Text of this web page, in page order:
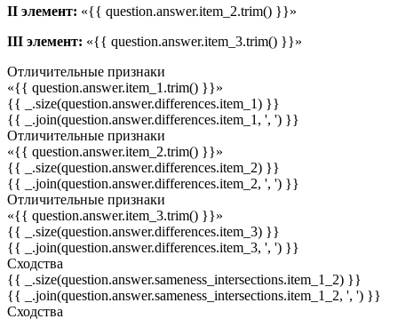
II элемент: «{{ question.answer.item_2.trim() }}»
III элемент: «{{ question.answer.item_3.trim() }}»
Отличительные признаки
«{{ question.answer.item_1.trim() }}»
{{ _.size(question.answer.differences.item_1) }}
{{ _.join(question.answer.differences.item_1, ', ') }}
Отличительные признаки
«{{ question.answer.item_2.trim() }}»
{{ _.size(question.answer.differences.item_2) }}
{{ _.join(question.answer.differences.item_2, ', ') }}
Отличительные признаки
«{{ question.answer.item_3.trim() }}»
{{ _.size(question.answer.differences.item_3) }}
{{ _.join(question.answer.differences.item_3, ', ') }}
Сходства
{{ _.size(question.answer.sameness_intersections.item_1_2) }}
{{ _.join(question.answer.sameness_intersections.item_1_2, ', ') }}
Сходства